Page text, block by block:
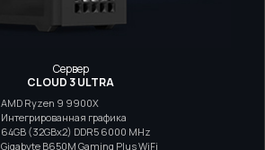
Сервер
CLOUD 3 ULTRA
AMD Ryzen 9 9900X
Интегрированная графика
64GB (32GBx2) DDR5 6000 MHz
Gigabyte B650M Gaming Plus WiFi